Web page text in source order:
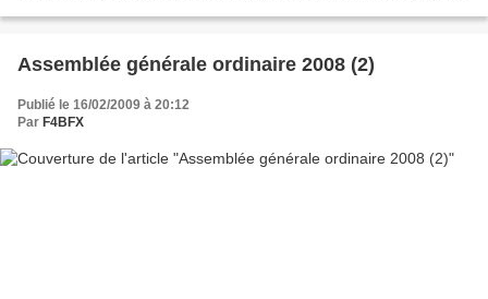
Assemblée générale ordinaire 2008 (2)
Publié le 16/02/2009 à 20:12
Par F4BFX